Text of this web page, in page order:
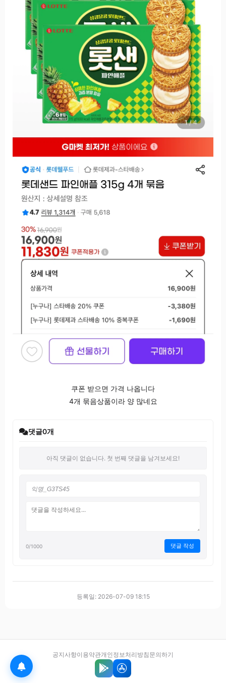
쿠폰 받으면 가격 나옵니다
4개 묶음상품이라 양 많네요
댓글0개
아직 댓글이 없습니다. 첫 번째 댓글을 남겨보세요!
0/1000 댓글 작성
등록일: 2026-07-09 18:15
공지사항이용약관개인정보처리방침 문의하기
Google Play에서 다운로드
App Store에서 다운로드